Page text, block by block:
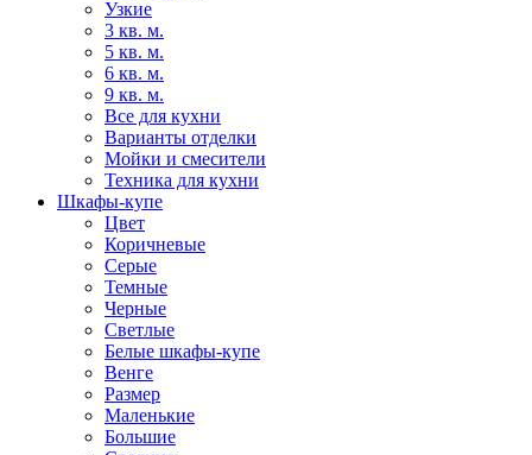
Узкие
3 кв. м.
5 кв. м.
6 кв. м.
9 кв. м.
Все для кухни
Варианты отделки
Мойки и смесители
Техника для кухни
Шкафы-купе
Цвет
Коричневые
Серые
Темные
Черные
Светлые
Белые шкафы-купе
Венге
Размер
Маленькие
Большие